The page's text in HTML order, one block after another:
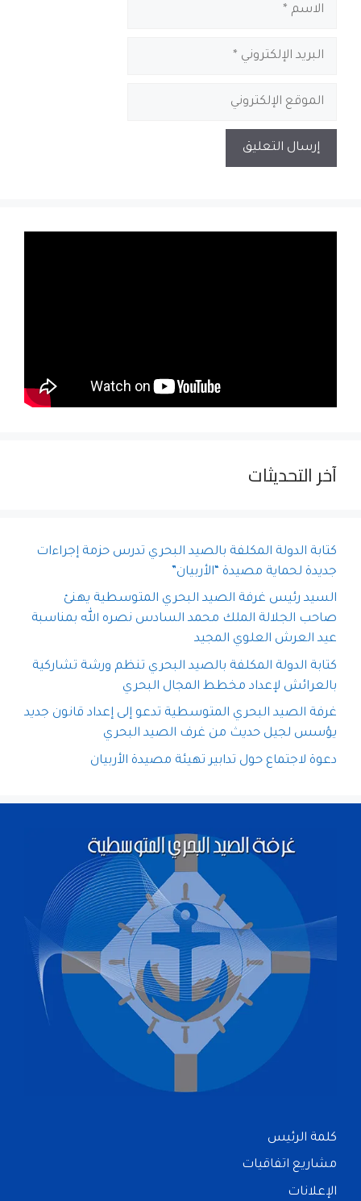
آخر التحديثات
كتابة الدولة المكلفة بالصيد البحري تدرس حزمة إجراءات
جديدة لحماية مصيدة “الأربيان”
السيد رئيس غرفة الصيد البحري المتوسطية يهنئ
صاحب الجلالة الملك محمد السادس نصره الله بمناسبة
عيد العرش العلوي المجيد
كتابة الدولة المكلفة بالصيد البحري تنظم ورشة تشاركية
بالعرائش لإعداد مخطط المجال البحري
غرفة الصيد البحري المتوسطية تدعو إلى إعداد قانون جديد
يؤسس لجيل حديث من غرف الصيد البحري
دعوة لاجتماع حول تدابير تهيئة مصيدة الأربيان
كلمة الرئيس
مشاريع اتفاقيات
الإعلانات